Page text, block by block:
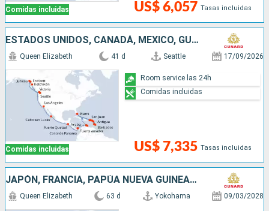
Comidas incluidas US$ 6,057 Tasas incluidas
ESTADOS UNIDOS, CANADÁ, MÉXICO, GUATEMALA, PANAMÁ, ARUBA, PUERTO RICO, ANTIGUA Y BARBUDA, SANTA LUCIA, BARBADOS, SAN MARTÍN
Comidas incluidas
Queen Elizabeth 41 d Seattle 17/09/2026
US$ 7,335 Tasas incluidas
Room service las 24h
Comidas incluidas
JAPÓN, FRANCIA, PAPÚA NUEVA GUINEA, ARUBA, AUSTRALIA, ESTADOS UNIDOS, TONGA, MÉXICO, COSTA RICA, PANAMÁ, PORTUGAL, REINO UNIDO
Queen Elizabeth 63 d Yokohama 09/03/2028